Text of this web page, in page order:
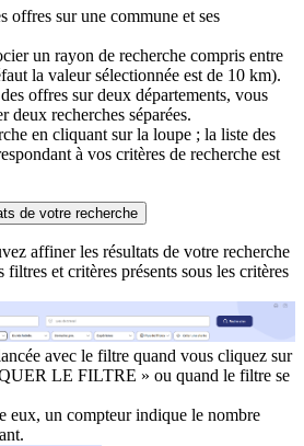
offres sur une commune et ses
un rayon de recherche compris entre
la valeur sélectionnée est de 10 km).
offres sur deux départements, vous
deux recherches séparées.
en cliquant sur la loupe ; la liste des
à vos critères de recherche est
de votre recherche
affiner les résultats de votre recherche
filtres et critères présents sous les critères
avec le filtre quand vous cliquez sur
LE FILTRE » ou quand le filtre se
eux, un compteur indique le nombre